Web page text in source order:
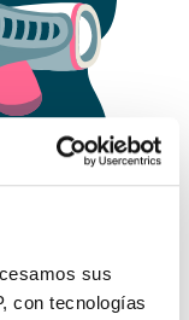
sus
con tecnologías